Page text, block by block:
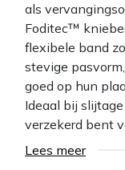
als
Foditec™
flexibele band
stevige
goed op hun
Ideaal bij
verzekerd bent
draagcomfort.
Lees meer